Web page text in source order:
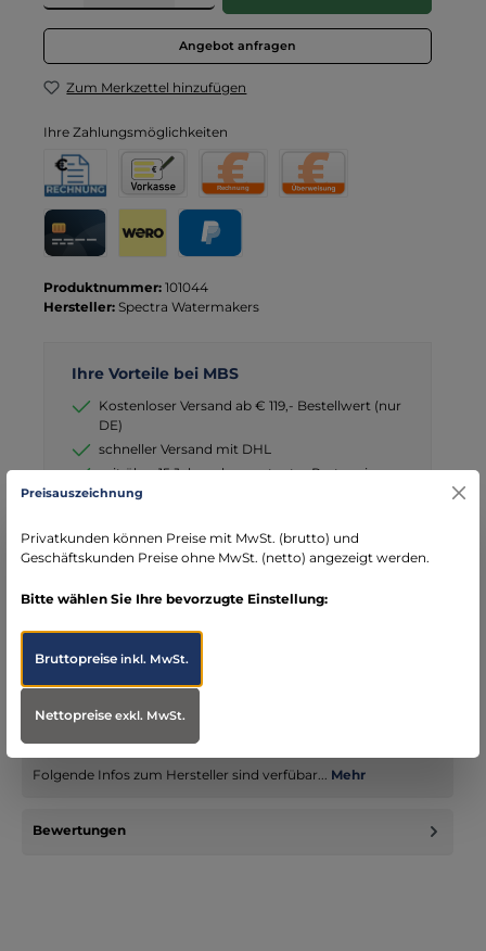
Angebot anfragen
Zum Merkzettel hinzufügen
Ihre Zahlungsmöglichkeiten
Produktnummer: 101044
Hersteller: Spectra Watermakers
Ihre Vorteile bei MBS
Kostenloser Versand ab € 119,- Bestellwert (nur
DE)
schneller Versand mit DHL
seit über 15 Jahren kompetenter Partner im
Bereich Notfallmedizin
Die Aquifer 200 Power Pack Solar-Wassermacher bieten eine
benutzerfreundliche, leichte und tragbare Möglichkeit, Wasser
aus…Mehr
Infos zum Hersteller
Folgende Infos zum Hersteller sind verfübar... Mehr
Bewertungen
Preisauszeichnung
Privatkunden können Preise mit MwSt. (brutto) und
Geschäftskunden Preise ohne MwSt. (netto) angezeigt werden.
Bitte wählen Sie Ihre bevorzugte Einstellung:
Bruttopreiseinkl. MwSt.
Nettopreiseexkl. MwSt.